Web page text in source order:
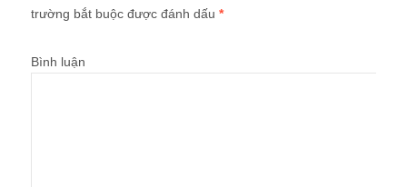
trường bắt buộc được đánh dấu *
Bình luận